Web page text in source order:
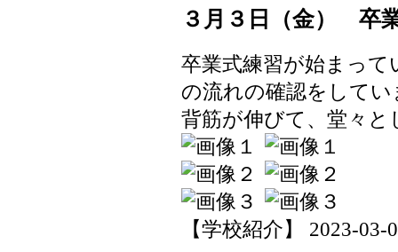
３月３日（金） 卒
卒業式練習が始まっ
の流れの確認をしてい
背筋が伸びて、堂々と
【学校紹介】 2023-03-